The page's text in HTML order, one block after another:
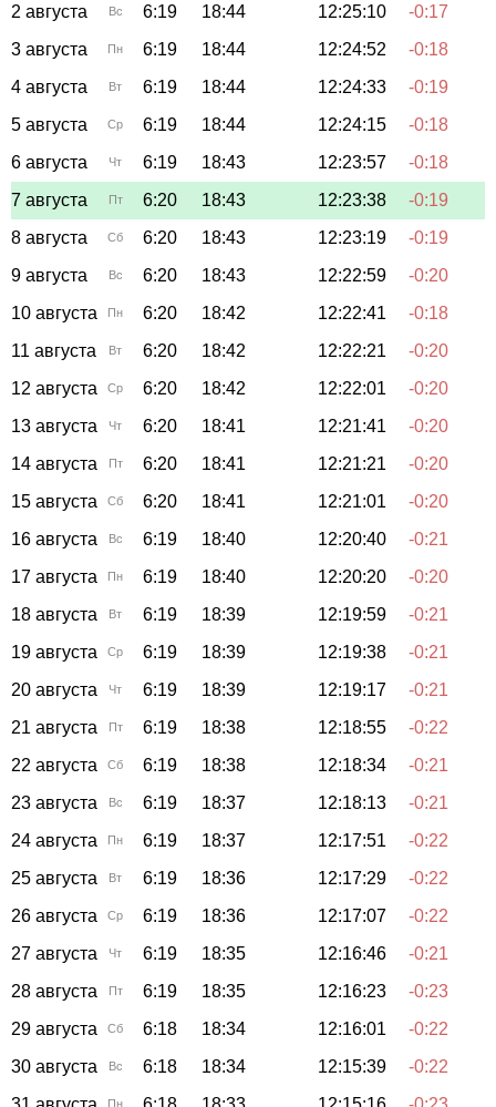
2 августа
Вс 6:19 18:44 12:25:10
-0:17
3 августа
Пн 6:19 18:44 12:24:52
-0:18
4 августа
Вт 6:19 18:44 12:24:33
-0:19
5 августа
Ср 6:19 18:44 12:24:15
-0:18
6 августа
Чт 6:19 18:43 12:23:57
-0:18
7 августа
Пт 6:20 18:43 12:23:38
-0:19
8 августа
Сб 6:20 18:43 12:23:19
-0:19
9 августа
Вс 6:20 18:43 12:22:59
-0:20
10 августа
Пн 6:20 18:42 12:22:41
-0:18
11 августа
Вт 6:20 18:42 12:22:21
-0:20
12 августа
Ср 6:20 18:42 12:22:01
-0:20
13 августа
Чт 6:20 18:41 12:21:41
-0:20
14 августа
Пт 6:20 18:41 12:21:21
-0:20
15 августа
Сб 6:20 18:41 12:21:01
-0:20
16 августа
Вс 6:19 18:40 12:20:40
-0:21
17 августа
Пн 6:19 18:40 12:20:20
-0:20
18 августа
Вт 6:19 18:39 12:19:59
-0:21
19 августа
Ср 6:19 18:39 12:19:38
-0:21
20 августа
Чт 6:19 18:39 12:19:17
-0:21
21 августа
Пт 6:19 18:38 12:18:55
-0:22
22 августа
Сб 6:19 18:38 12:18:34
-0:21
23 августа
Вс 6:19 18:37 12:18:13
-0:21
24 августа
Пн 6:19 18:37 12:17:51
-0:22
25 августа
Вт 6:19 18:36 12:17:29
-0:22
26 августа
Ср 6:19 18:36 12:17:07
-0:22
27 августа
Чт 6:19 18:35 12:16:46
-0:21
28 августа
Пт 6:19 18:35 12:16:23
-0:23
29 августа
Сб 6:18 18:34 12:16:01
-0:22
30 августа
Вс 6:18 18:34 12:15:39
-0:22
Пн